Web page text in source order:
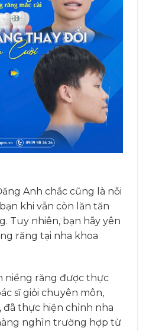
Anh chắc cũng là nỗi
khi vẫn còn lăn tăn
Tuy nhiên, bạn hãy yên
răng tại nha khoa
niềng răng được thực
sĩ giỏi chuyên môn,
đã thực hiện chỉnh nha
nghìn trường hợp từ